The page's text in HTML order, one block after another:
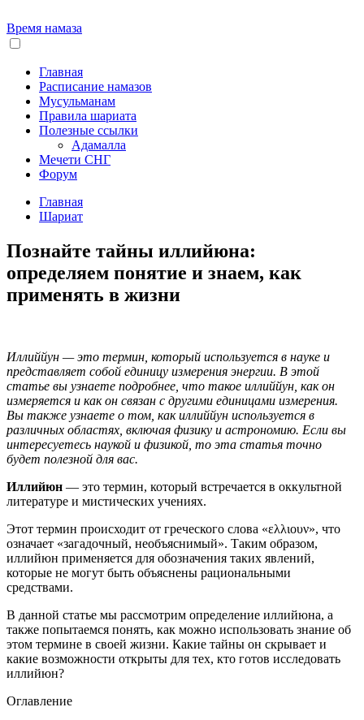
Время намаза
Главная
Расписание намазов
Мусульманам
Правила шариата
Полезные ссылки
Адамалла
Мечети СНГ
Форум
Главная
Шариат
Познайте тайны иллийюна:
определяем понятие и знаем, как
применять в жизни
Иллиййун — это термин, который используется в науке и
представляет собой единицу измерения энергии. В этой
статье вы узнаете подробнее, что такое иллиййун, как он
измеряется и как он связан с другими единицами измерения.
Вы также узнаете о том, как иллиййун используется в
различных областях, включая физику и астрономию. Если вы
интересуетесь наукой и физикой, то эта статья точно
будет полезной для вас.
Иллийюн — это термин, который встречается в оккультной
литературе и мистических учениях.
Этот термин происходит от греческого слова «ελλιουν», что
означает «загадочный, необъяснимый». Таким образом,
иллийюн применяется для обозначения таких явлений,
которые не могут быть объяснены рациональными
средствами.
В данной статье мы рассмотрим определение иллийюна, а
также попытаемся понять, как можно использовать знание об
этом термине в своей жизни. Какие тайны он скрывает и
какие возможности открыты для тех, кто готов исследовать
иллийюн?
Оглавление